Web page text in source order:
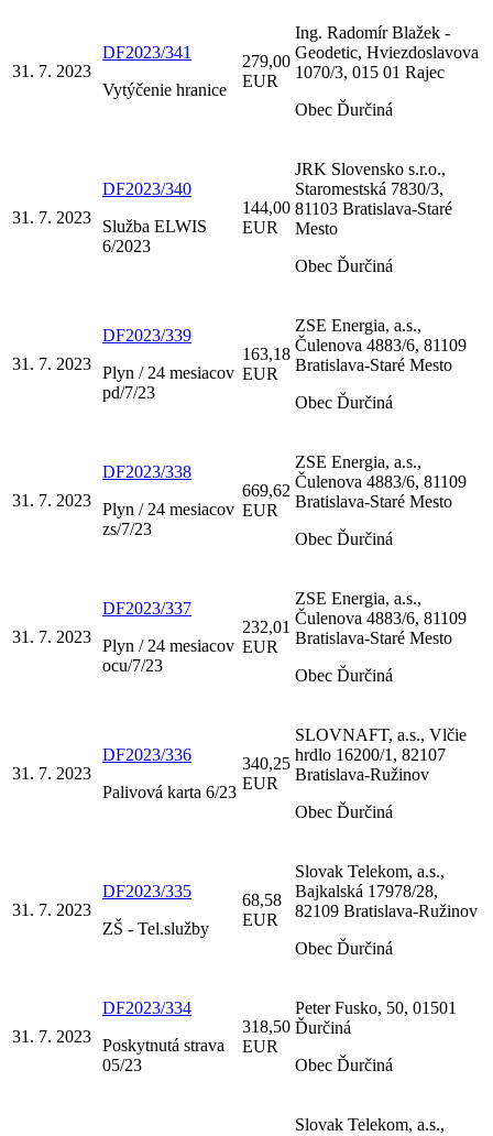
31. 7. 2023
DF2023/341
Vytýčenie hranice
279,00
EUR
Ing. Radomír Blažek -
Geodetic, Hviezdoslavova
1070/3, 015 01 Rajec
Obec Ďurčiná
31. 7. 2023
DF2023/340
Služba ELWIS
6/2023
144,00
EUR
JRK Slovensko s.r.o.,
Staromestská 7830/3,
81103 Bratislava-Staré
Mesto
Obec Ďurčiná
31. 7. 2023
DF2023/339
Plyn / 24 mesiacov
pd/7/23
163,18
EUR
ZSE Energia, a.s.,
Čulenova 4883/6, 81109
Bratislava-Staré Mesto
Obec Ďurčiná
31. 7. 2023
DF2023/338
Plyn / 24 mesiacov
zs/7/23
669,62
EUR
ZSE Energia, a.s.,
Čulenova 4883/6, 81109
Bratislava-Staré Mesto
Obec Ďurčiná
31. 7. 2023
DF2023/337
Plyn / 24 mesiacov
ocu/7/23
232,01
EUR
ZSE Energia, a.s.,
Čulenova 4883/6, 81109
Bratislava-Staré Mesto
Obec Ďurčiná
31. 7. 2023
DF2023/336
Palivová karta 6/23
340,25
EUR
SLOVNAFT, a.s., Vlčie
hrdlo 16200/1, 82107
Bratislava-Ružinov
Obec Ďurčiná
31. 7. 2023
DF2023/335
ZŠ - Tel.služby
68,58
EUR
Slovak Telekom, a.s.,
Bajkalská 17978/28,
82109 Bratislava-Ružinov
Obec Ďurčiná
31. 7. 2023
DF2023/334
Poskytnutá strava
05/23
318,50
EUR
Peter Fusko, 50, 01501
Ďurčiná
Obec Ďurčiná
Slovak Telekom, a.s.,